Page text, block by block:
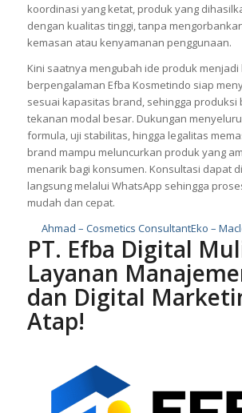
koordinasi yang ketat, produk yang
dengan kualitas tinggi, tanpa
kemasan atau kenyamanan penggunaan.
Kini saatnya mengubah ide produk menjadi
berpengalaman Efba Kosmetindo siap
sesuai kapasitas brand, sehingga produksi
tekanan modal besar. Dukungan
formula, uji stabilitas, hingga legalitas
brand mampu meluncurkan produk yang
menarik bagi konsumen. Konsultasi dapat
langsung melalui WhatsApp sehingga
mudah dan cepat.
Ahmad – Cosmetics ConsultantEko –
PT. Efba Digital
Layanan
dan Digital
Atap!